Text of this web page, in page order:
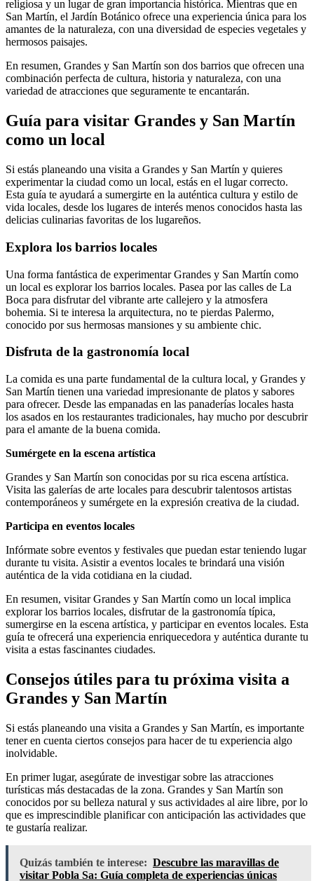
religiosa y un lugar de gran importancia histórica. Mientras que en
San Martín, el Jardín Botánico ofrece una experiencia única para los
amantes de la naturaleza, con una diversidad de especies vegetales y
hermosos paisajes.
En resumen, Grandes y San Martín son dos barrios que ofrecen una
combinación perfecta de cultura, historia y naturaleza, con una
variedad de atracciones que seguramente te encantarán.
Guía para visitar Grandes y San Martín
como un local
Si estás planeando una visita a Grandes y San Martín y quieres
experimentar la ciudad como un local, estás en el lugar correcto.
Esta guía te ayudará a sumergirte en la auténtica cultura y estilo de
vida locales, desde los lugares de interés menos conocidos hasta las
delicias culinarias favoritas de los lugareños.
Explora los barrios locales
Una forma fantástica de experimentar Grandes y San Martín como
un local es explorar los barrios locales. Pasea por las calles de La
Boca para disfrutar del vibrante arte callejero y la atmosfera
bohemia. Si te interesa la arquitectura, no te pierdas Palermo,
conocido por sus hermosas mansiones y su ambiente chic.
Disfruta de la gastronomía local
La comida es una parte fundamental de la cultura local, y Grandes y
San Martín tienen una variedad impresionante de platos y sabores
para ofrecer. Desde las empanadas en las panaderías locales hasta
los asados en los restaurantes tradicionales, hay mucho por descubrir
para el amante de la buena comida.
Sumérgete en la escena artística
Grandes y San Martín son conocidas por su rica escena artística.
Visita las galerías de arte locales para descubrir talentosos artistas
contemporáneos y sumérgete en la expresión creativa de la ciudad.
Participa en eventos locales
Infórmate sobre eventos y festivales que puedan estar teniendo lugar
durante tu visita. Asistir a eventos locales te brindará una visión
auténtica de la vida cotidiana en la ciudad.
En resumen, visitar Grandes y San Martín como un local implica
explorar los barrios locales, disfrutar de la gastronomía típica,
sumergirse en la escena artística, y participar en eventos locales. Esta
guía te ofrecerá una experiencia enriquecedora y auténtica durante tu
visita a estas fascinantes ciudades.
Consejos útiles para tu próxima visita a
Grandes y San Martín
Si estás planeando una visita a Grandes y San Martín, es importante
tener en cuenta ciertos consejos para hacer de tu experiencia algo
inolvidable.
En primer lugar, asegúrate de investigar sobre las atracciones
turísticas más destacadas de la zona. Grandes y San Martín son
conocidos por su belleza natural y sus actividades al aire libre, por lo
que es imprescindible planificar con anticipación las actividades que
te gustaría realizar.
Quizás también te interese: Descubre las maravillas de
visitar Pobla Sa: Guía completa de experiencias únicas